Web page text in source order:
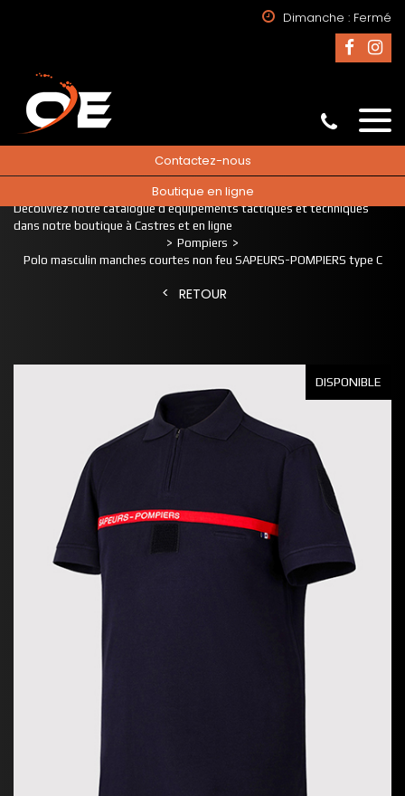
Dimanche : Fermé
Boutique en ligne
Contactez-nous
Accueil
Découvrez notre catalogue d’équipements tactiques et techniques
dans notre boutique à Castres et en ligne
Pompiers
Polo masculin manches courtes non feu SAPEURS-POMPIERS type C
RETOUR
DISPONIBLE